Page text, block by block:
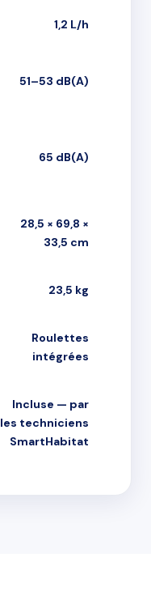
1,2 L/h
51–53 dB(A)
65 dB(A)
28,5 × 69,8 ×
33,5 cm
23,5 kg
Roulettes
intégrées
Incluse — par
les techniciens
SmartHabitat